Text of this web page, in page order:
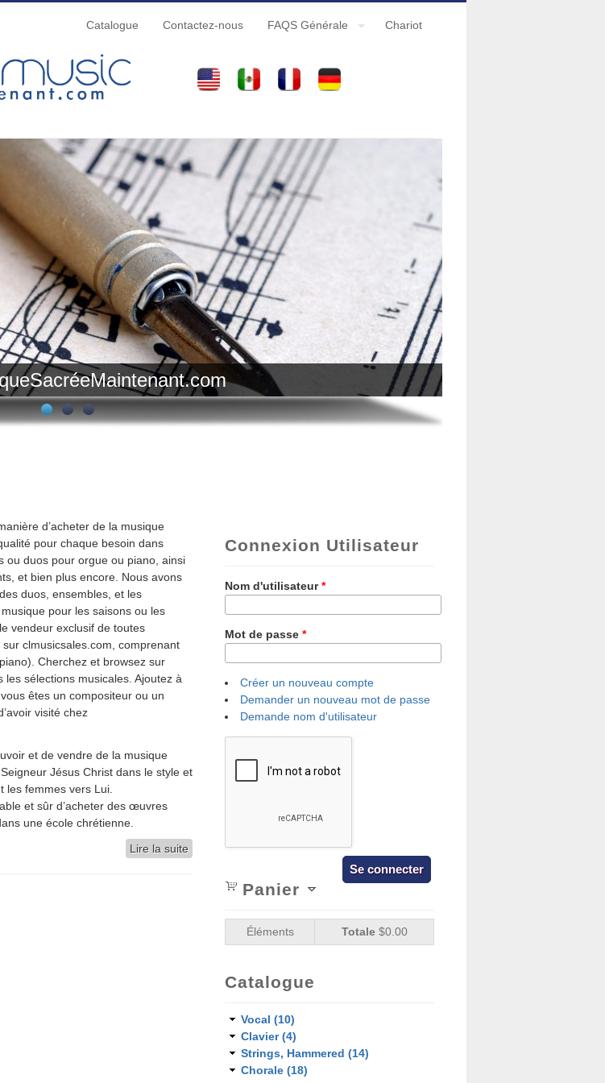
Catalogue Contactez-nous FAQS Générale Chariot
d’acheter de la musique
pour chaque besoin dans
ou duos pour orgue ou piano, ainsi
et bien plus encore. Nous avons
duos, ensembles, et les
pour les saisons ou les
vendeur exclusif de toutes
clmusicsales.com, comprenant
Cherchez et browsez sur
sélections musicales. Ajoutez à
êtes un compositeur ou un
visité chez
et de vendre de la musique
Jésus Christ dans le style et
femmes vers Lui.
et sûr d’acheter des œuvres
une école chrétienne.
Lire la suite de Bienvenue!
Connexion Utilisateur
Nom d'utilisateur*
Mot de passe *
Créer un nouveau compte
Demander un nouveau mot de passe
Demande nom d'utilisateur
Panier
Éléments Totale $0.00
Catalogue
Vocal (10)
Clavier (4)
Strings, Hammered (14)
Chorale (18)